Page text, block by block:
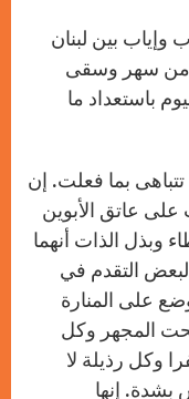
بين لبنان
من سهر وسقى
باستعداد ما
تتباهى بما فعلت. إن
عاتق الأبوين
وبذل الذات أنهما
التقدم في
وضع على المنارة
المجهر وكل
وكل رذيلة لا
بشدة. إنها